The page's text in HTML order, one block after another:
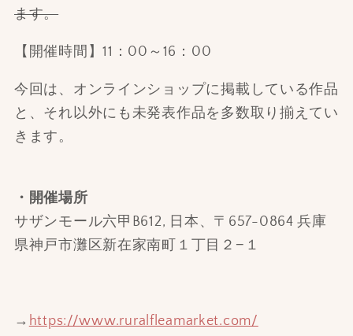
ます。
【開催時間】11：00～16：00
今回は、オンラインショップに掲載している作品
と、 それ以外にも未発表作品を多数取り揃えてい
きます。
・開催場所
サザンモール六甲B612, 日本、〒657-0864 兵庫
県神戸市灘区新在家南町１丁目２−１
→ https://www.ruralfleamarket.com/